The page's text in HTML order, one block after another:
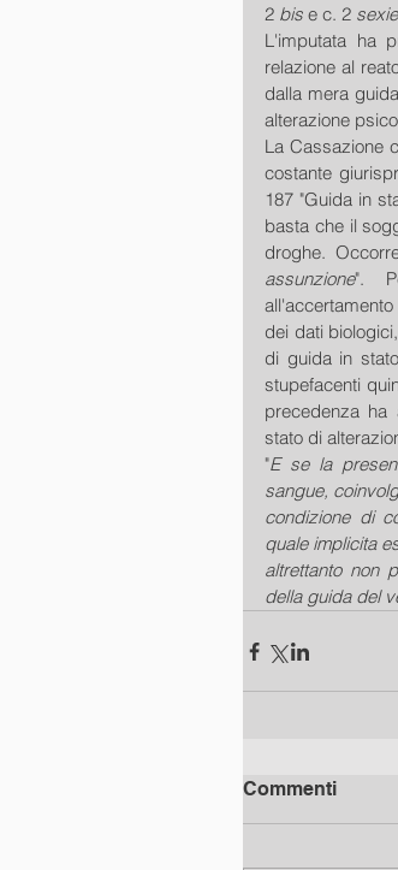
2 bis e c. 2
L'imputata ha
relazione al
dalla mera
alterazione
La Cassazione
costante
187 "Guida in
basta che il
droghe.
assunzione".
dei dati
di guida in
stupefacenti
precedenza ha
stato di
"E se la
sangue,
condizione di
quale implicita
altrettanto non
della guida del
Commenti